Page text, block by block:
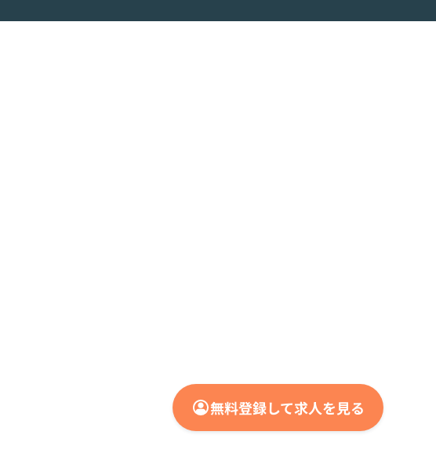
無料登録して求人を見る